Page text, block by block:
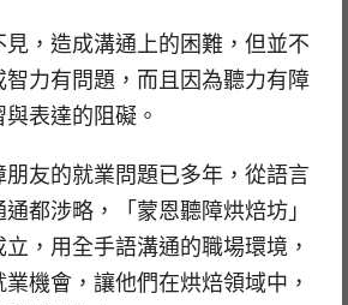
，造成溝通上的困難，但並不
力有問題，而且因為聽力有障
表達的阻礙。
朋友的就業問題已多年，從語言
都涉略，「蒙恩聽障烘焙坊」
，用全手語溝通的職場環境，
機會，讓他們在烘焙領域中，